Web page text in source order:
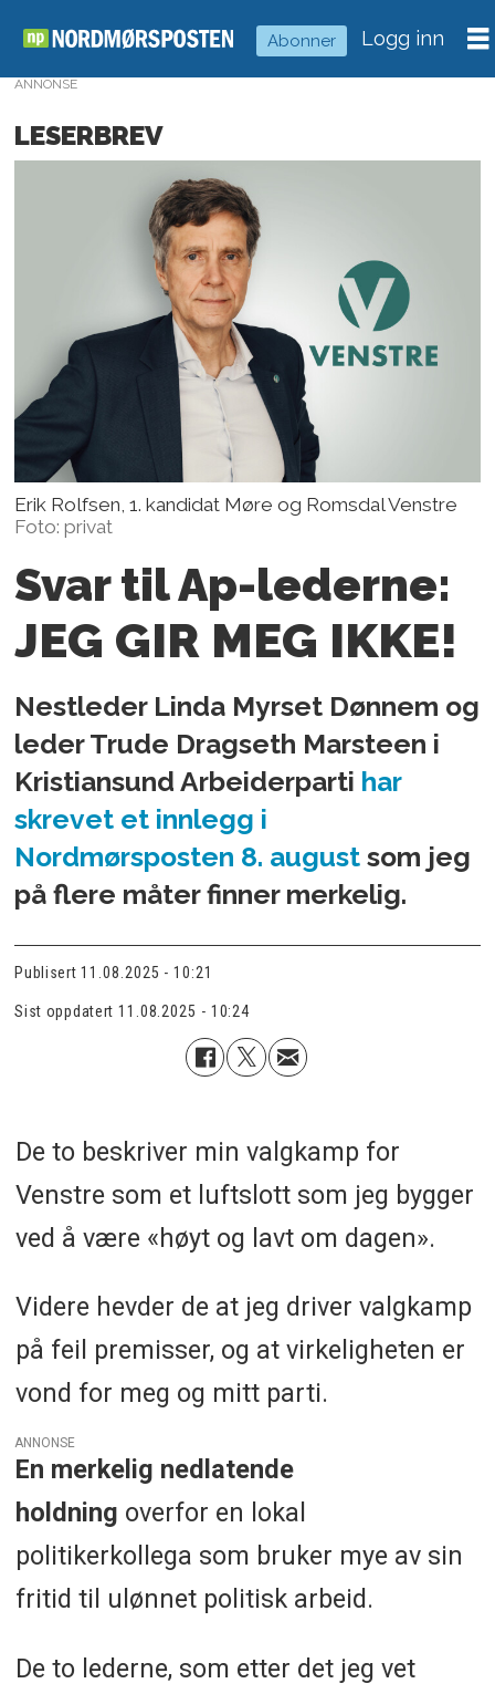
Abonner Logg inn
ANNONSE
LESERBREV
Erik Rolfsen, 1. kandidat Møre og Romsdal Venstre
Foto: privat
Svar til Ap-lederne:
JEG GIR MEG IKKE!
Nestleder Linda Myrset Dønnem og
lederTrude Dragseth Marsteen i
Kristiansund Arbeiderparti har
skrevet et innlegg i
Nordmørsposten 8. august som jeg
på flere måter finner merkelig.
Publisert 11.08.2025 - 10:21
Sist oppdatert 11.08.2025 - 10:24
De to beskriver min valgkamp for
Venstre som et luftslott som jeg bygger
ved å være «høyt og lavt om dagen».
Videre hevder de at jeg driver valgkamp
på feil premisser, og at virkeligheten er
vond for meg og mitt parti.
ANNONSE
En merkelig nedlatende
holdning overfor en lokal
politikerkollega som bruker mye av sin
fritid til ulønnet politisk arbeid.
De to lederne, som etter det jeg vet